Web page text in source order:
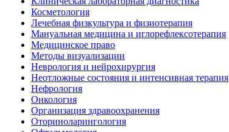
Косметология
Лечебная физкультура и физиотерапия
Мануальная медицина и иглорефлексотерапия
Медицинское право
Методы визуализации
Неврология и нейрохирургия
Неотложные состояния и интенсивная терапия
Нефрология
Онкология
Организация здравоохранения
Оториноларингология